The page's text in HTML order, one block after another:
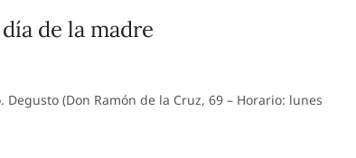
de la madre
(Don Ramón de la Cruz, 69 – Horario: lunes